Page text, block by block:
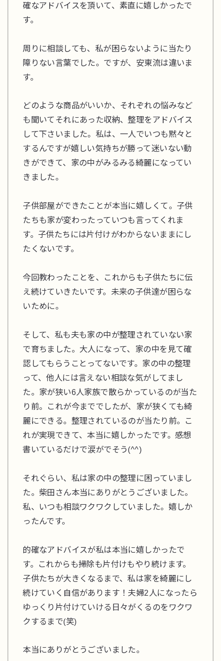
確なアドバイスを頂いて、素直に嬉しかったで
す。
周りに相談しても、私が困らないように当たり
障りない言葉でした。ですが、安東流は違いま
す。
どのような商品がいいか、それぞれの悩みなど
も聞いてそれにあった収納、整理をアドバイス
して下さいました。私は、一人でいつも黙々と
するんですが嬉しい気持ちが勝って迷いない動
きができて、家の中がみるみる綺麗になってい
きました。
子供部屋ができたことが本当に嬉しくて。子供
たちも家が変わったっていつも言ってくれま
す。子供たちには片付けがわからないままにし
たくないです。
今回教わったことを、これからも子供たちに伝
え続けていきたいです。未来の子供達が困らな
いために。
そして、私も夫も家の中が整理されていない家
で育ちました。大人になって、家の中を見て確
認してもらうことってないです。家の中の整理
って、他人には言えない相談な気がしてまし
た。家が狭い6人家族で散らかっているのが当た
り前。これが今まででしたが、家が狭くても綺
麗にできる。整理されているのが当たり前。こ
れが実現できて、本当に嬉しかったです。感想
書いているだけで涙がでそう(^^)
それぐらい、私は家の中の整理に困っていまし
た。柴田さん本当にありがとうございました。
私、いつも相談ワクワクしていました。嬉しか
ったんです。
的確なアドバイスが私は本当に嬉しかったで
す。これからも掃除も片付けもやり続けます。
子供たちが大きくなるまで、私は家を綺麗にし
続けていく自信があります！夫婦2人になったら
ゆっくり片付けていける日々がくるのをワクワ
クするまで(笑)
本当にありがとうございました。